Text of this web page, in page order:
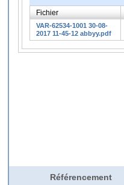
Fichier
VAR-62534-1001 30-08-
2017 11-45-12 abbyy.pdf
Référencement